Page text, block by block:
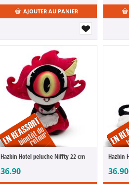
AJOUTER AU PANIER
Hazbin Hotel peluche Niffty 22 cm
36.90 36.90